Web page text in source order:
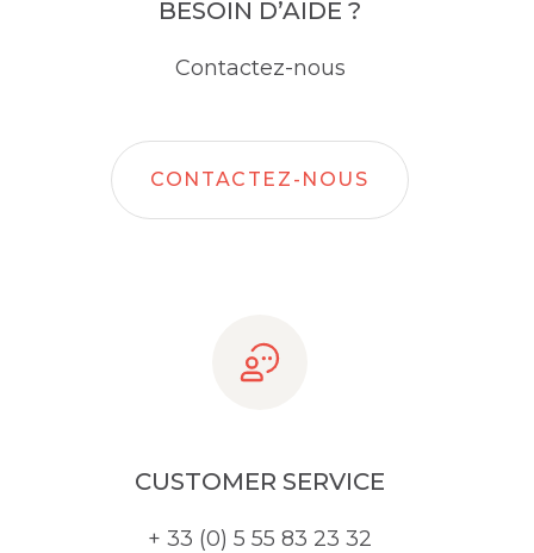
BESOIN D’AIDE ?
Contactez-nous
CONTACTEZ-NOUS
CUSTOMER SERVICE
+ 33 (0) 5 55 83 23 32